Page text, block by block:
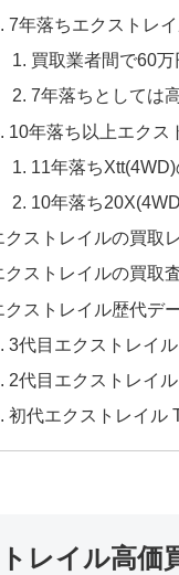
7年落ちエクストレ
買取業者間で60
7年落ちとしては
10年落ち以上エクス
11年落ち
10年落ち
クストレイルの買取
クストレイルの買取
クストレイル歴代デ
3代目エクストレイ
2代目エクストレイ
初代エクストレイル
レイル高価